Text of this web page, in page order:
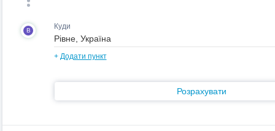
B Куди
+ Додати пункт
Розрахувати